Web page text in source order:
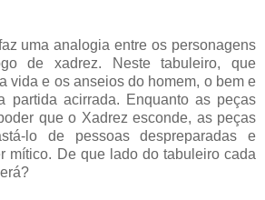
uma analogia entre os personagens
de xadrez. Neste tabuleiro, que
vida e os anseios do homem, o bem e
partida acirrada. Enquanto as peças
que o Xadrez esconde, as peças
lo de pessoas despreparadas e
mítico. De que lado do tabuleiro cada